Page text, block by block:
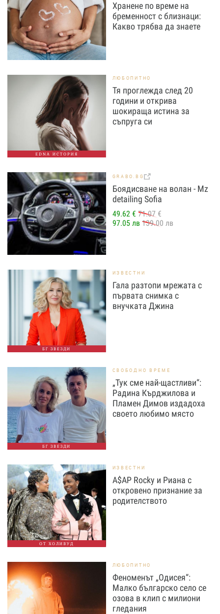
Хранене по време на
бременност с близнаци:
Какво трябва да знаете
EDNA ИСТОРИЯ
ЛЮБОПИТНО
Тя проглежда след 20
години и открива
шокираща истина за
съпруга си
GRABO.BG
Боядисване на волан - Mz
detailing Sofia
49.62 € 71.07 €
97.05 лв 139.00 лв
БГ ЗВЕЗДИ
ИЗВЕСТНИ
Гала разтопи мрежата с
първата снимка с
внучката Джина
БГ ЗВЕЗДИ
СВОБОДНО ВРЕМЕ
„Тук сме най-щастливи“:
Радина Кърджилова и
Пламен Димов издадоха
своето любимо място
ОТ ХОЛИВУД
ИЗВЕСТНИ
A$AP Rocky и Риана с
откровено признание за
родителството
ЛЮБОПИТНО
Феноменът „Одисея“:
Малко българско село се
озова в клип с милиони
гледания